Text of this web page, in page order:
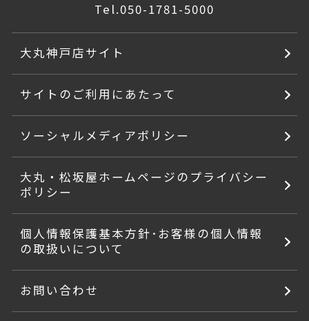
Tel.050-1781-5000
大丸神戸店サイト
サイトのご利用にあたって
ソーシャルメディアポリシー
大丸・松坂屋ホームページのプライバシー
ポリシー
個人情報保護基本方針･お客様の個人情報
の取扱いについて
お問い合わせ